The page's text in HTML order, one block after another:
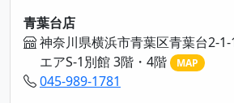
青葉台店
神奈川県横浜市青葉区青葉台2-
エアS-1別館 3階・4階
MAP
045-989-1781